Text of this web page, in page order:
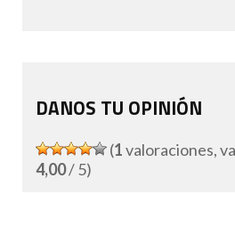
DANOS TU OPINIÓN
(1valoraciones,
4,00/ 5)